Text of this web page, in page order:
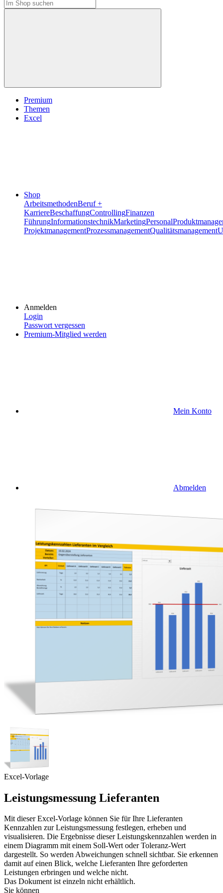
Premium
Themen
Excel
Shop
ArbeitsmethodenBeruf +
KarriereBeschaffungControllingFinanzen
FührungInformationstechnikMarketingPersonal
ProjektmanagementProzessmanagementQualitätsmanagement
Anmelden
Login
Passwort vergessen
Premium-Mitglied werden
Mein Konto
Abmelden
Excel-Vorlage
Leistungsmessung Lieferanten
Mit dieser Excel-Vorlage können Sie für Ihre Lieferanten
Kennzahlen zur Leistungsmessung festlegen, erheben und
visualisieren. Die Ergebnisse dieser Leistungskennzahlen werden in
einem Diagramm mit einem Soll-Wert oder Toleranz-Wert
dargestellt. So werden Abweichungen schnell sichtbar. Sie erkennen
damit auf einen Blick, welche Lieferanten Ihre geforderten
Leistungen erbringen und welche nicht.
Das Dokument ist einzeln nicht erhältlich.
Sie können